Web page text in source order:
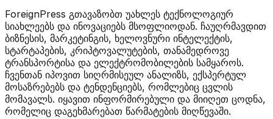
ForeignPress გთავაზობთ უახლეს ტექნოლოგიურ
სიახლეებს და ინოვაციებს მსოფლიოდან. ჩაუღრმავდით
ბიზნესის, მარკეტინგის, ხელოვნური ინტელექტის,
სტარტაპების, კრიპტოვალუტების, თანამედროვე
ტრანსპორტისა და ელექტრომობილების სამყაროს.
ჩვენთან იპოვით სიღრმისეულ ანალიზს, ექსპერტულ
მოსაზრებებს და ტენდენციებს, რომლებიც ცვლის
მომავალს. იყავით ინფორმირებული და მიიღეთ ცოდნა,
რომელიც დაგეხმარებათ წარმატების მიღწევაში.